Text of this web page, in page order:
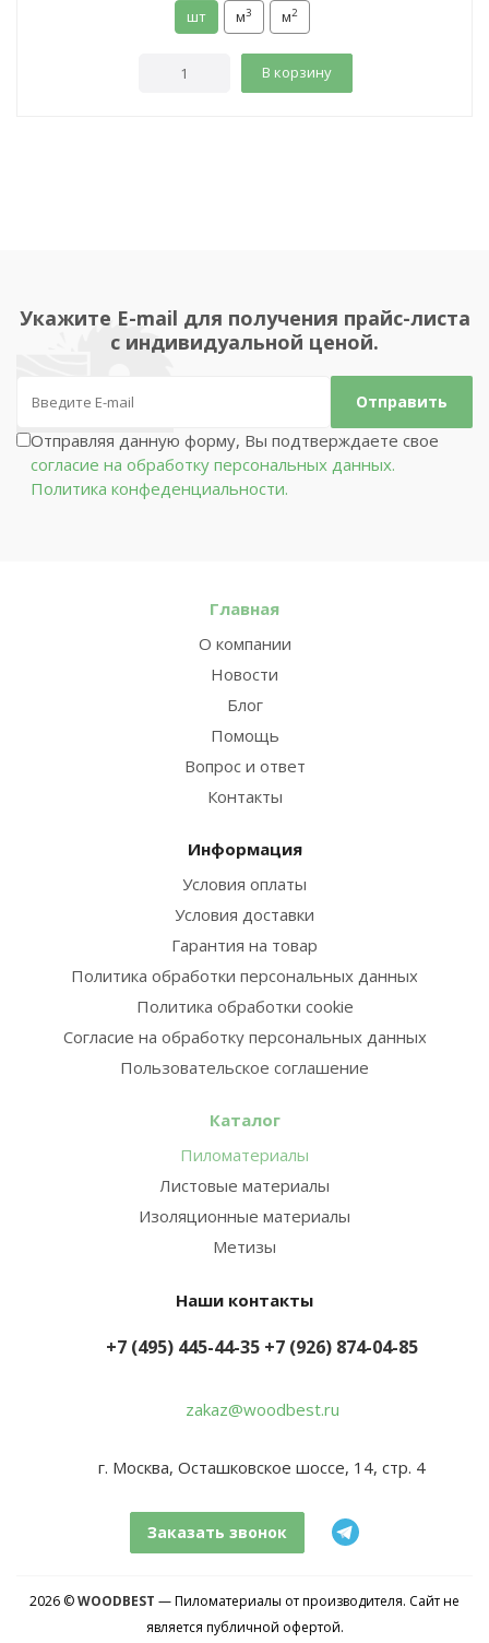
шт м3 м2
В корзину
Укажите E-mail для получения прайс-листа
с индивидуальной ценой.
Отправляя данную форму, Вы подтверждаете свое
согласие на обработку персональных данных.
Политика конфеденциальности.
Главная
О компании
Новости
Блог
Помощь
Вопрос и ответ
Контакты
Информация
Условия оплаты
Условия доставки
Гарантия на товар
Политика обработки персональных данных
Политика обработки cookie
Согласие на обработку персональных данных
Пользовательское соглашение
Каталог
Пиломатериалы
Листовые материалы
Изоляционные материалы
Метизы
Наши контакты
+7 (495) 445-44-35 +7 (926) 874-04-85
zakaz@woodbest.ru
г. Москва, Осташковское шоссе, 14, стр. 4
Заказать звонок
2026 ©WOODBEST — Пиломатериалы от производителя. Сайт не
является публичной офертой.